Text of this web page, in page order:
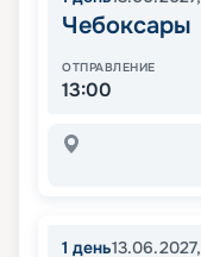
Чебоксары
ОТПРАВЛЕНИЕ
13:00
1 день13.06.2027,